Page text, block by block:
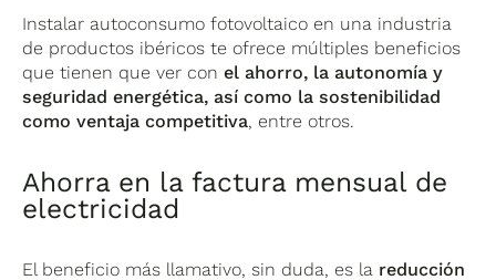
Instalar autoconsumo fotovoltaico en una industria
de productos ibéricos te ofrece múltiples beneficios
que tienen que ver conel ahorro, la autonomía y
seguridad energética, así como la sostenibilidad
como ventaja competitiva, entre otros.
Ahorra en la factura mensual de
electricidad
El beneficio más llamativo, sin duda, es la reducción